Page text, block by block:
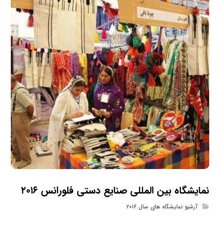
نمایشگاه بین المللی صنایع دستی فلورانس ۲۰۱۶
آرشیو نمایشگاه های سال ۲۰۱۶